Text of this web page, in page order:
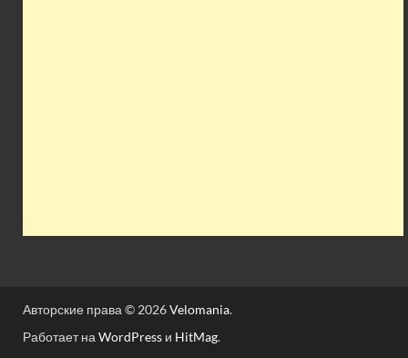
Авторские права © 2026Velomania.
Работает наWordPress и HitMag.